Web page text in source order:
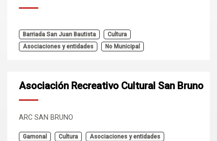
Barriada San Juan Bautista
Cultura
Asociaciones y entidades
No Municipal
Asociación Recreativo Cultural San Bruno
ARC SAN BRUNO
Gamonal Cultura
Asociaciones y entidades